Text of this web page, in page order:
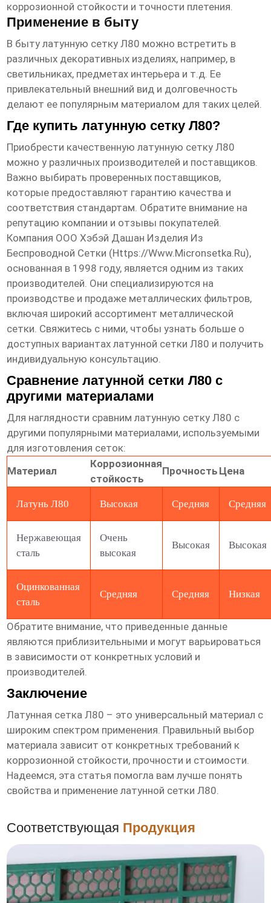
коррозионной стойкости и точности плетения.
Применение в быту
В бытулатунную сетку Л80 можно встретить в
различных декоративных изделиях, например, в
светильниках, предметах интерьера и т.д. Ее
привлекательный внешний вид и долговечность
делают ее популярным материалом для таких целей.
Где купить латунную сетку Л80?
Приобрести качественнуюлатунную сетку Л80
можно у различных производителей и поставщиков.
Важно выбирать проверенных поставщиков,
которые предоставляют гарантию качества и
соответствия стандартам. Обратите внимание на
репутацию компании и отзывы покупателей.
Компания ООО Хэбэй Дашан Изделия Из
Беспроводной Сетки (Https://www.micronsetka.ru),
основанная в 1998 году, является одним из таких
производителей. Они специализируются на
производстве и продаже металлических фильтров,
включая широкий ассортимент металлической
сетки. Свяжитесь с ними, чтобы узнать больше о
доступных вариантахлатунной сетки Л80 и получить
индивидуальную консультацию.
Сравнение латунной сетки Л80 с
другими материалами
Для наглядности сравнимлатунную сетку Л80 с
другими популярными материалами, используемыми
для изготовления сеток:
Материал
Коррозионная
стойкость
Прочность Цена
Латунь Л80 Высокая Средняя Средняя
Нержавеющая
сталь
Очень
высокая
Высокая Высокая
Оцинкованная
сталь
Средняя Средняя Низкая
Обратите внимание, что приведенные данные
являются приблизительными и могут варьироваться
в зависимости от конкретных условий и
производителей.
Заключение
Латунная сетка Л80 – это универсальный материал с
широким спектром применения. Правильный выбор
материала зависит от конкретных требований к
коррозионной стойкости, прочности и стоимости.
Надеемся, эта статья помогла вам лучше понять
свойства и применениелатунной сетки Л80.
Соответствующая Продукция